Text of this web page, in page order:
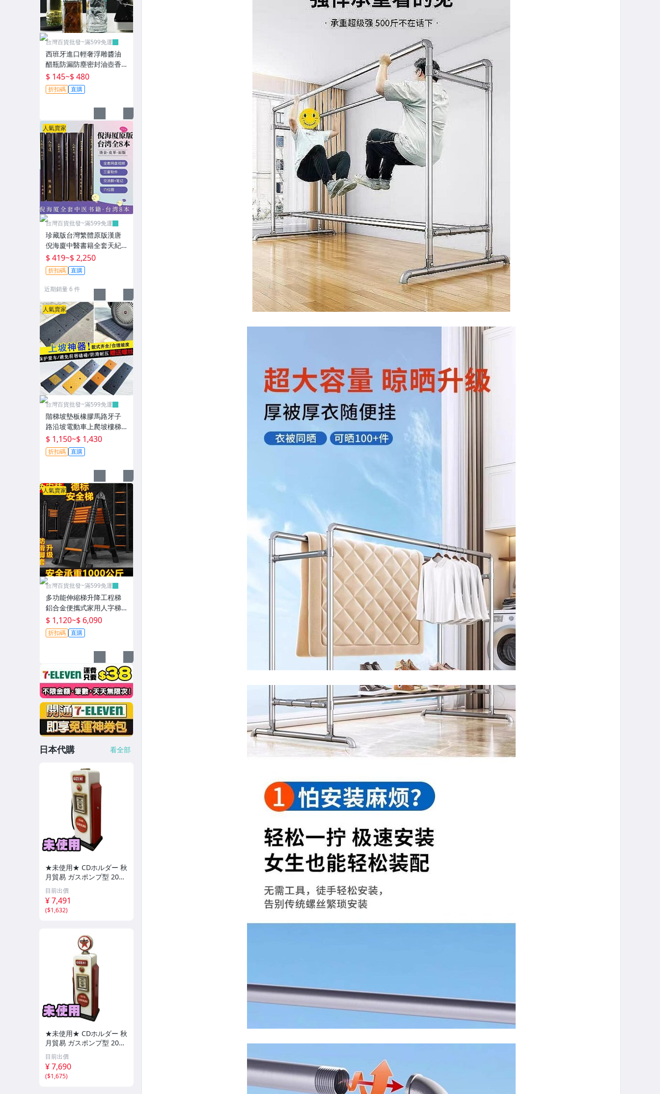
台灣百貨批發~滿599免運
西班牙進口輕奢浮雕醬油
醋瓶防漏防塵密封油壺香
油瓶料酒果汁瓶~
$ 145~$ 480
折扣碼 直購
人氣賣家
台灣百貨批發~滿599免運
珍藏版台灣繁體原版漢唐
倪海廈中醫書籍全套天紀
人紀針灸大成黃帝內經傷
寒論金匱要略神農本草經
線裝皮面燙金~T0808
$ 419~$ 2,250
折扣碼 直購
近期銷量 6 件
人氣賣家
台灣百貨批發~滿599免運
階梯坡墊板橡膠馬路牙子
路沿坡電動車上爬坡樓梯
墊門檻緩衝墊~P0802
$ 1,150~$ 1,430
折扣碼 直購
人氣賣家
台灣百貨批發~滿599免運
多功能伸縮梯升降工程梯
鋁合金便攜式家用人字梯
直梯不銹鋼折疊梯~T0730
$ 1,120~$ 6,090
折扣碼 直購
日本代購 看全部
★未使用★ CDホルダー 秋
月貿易 ガスポンプ型 205
MS1624 直接お渡し歓迎
OUK895192相
目前出價
¥ 7,491
($1,632)
★未使用★ CDホルダー 秋
月貿易 ガスポンプ型 205
MS1624 直接お渡し歓迎 B
QK895193相
目前出價
¥ 7,690
($1,675)